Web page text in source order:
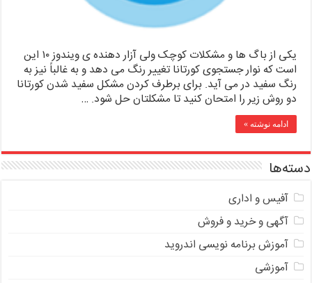
یکی از باگ ها و مشکلات کوچک ولی آزار دهنده ی ویندوز ۱۰ این
است که نوار جستجوی کورتانا تغییر رنگ می دهد و به غالباً نیز به
رنگ سفید در می آید. برای برطرف کردن مشکل سفید شدن کورتانا
دو روش زیر را امتحان کنید تا مشکلتان حل شود. …
ادامه نوشته »
دسته‌ها
آفیس و اداری
آگهی و خرید و فروش
آموزش برنامه نویسی اندروید
آموزشی